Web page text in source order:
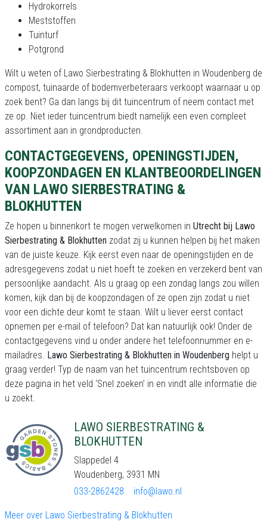
Hydrokorrels
Meststoffen
Tuinturf
Potgrond
Wilt u weten of Lawo Sierbestrating & Blokhutten in Woudenberg de
compost, tuinaarde of bodemverbeteraars verkoopt waarnaar u op
zoek bent? Ga dan langs bij dit tuincentrum of neem contact met
ze op. Niet ieder tuincentrum biedt namelijk een even compleet
assortiment aan in grondproducten.
CONTACTGEGEVENS, OPENINGSTIJDEN,
KOOPZONDAGEN EN KLANTBEOORDELINGEN
VAN LAWO SIERBESTRATING &
BLOKHUTTEN
Ze hopen u binnenkort te mogen verwelkomen in Utrecht bij Lawo
Sierbestrating & Blokhutten zodat zij u kunnen helpen bij het maken
van de juiste keuze. Kijk eerst even naar de openingstijden en de
adresgegevens zodat u niet hoeft te zoeken en verzekerd bent van
persoonlijke aandacht. Als u graag op een zondag langs zou willen
komen, kijk dan bij de koopzondagen of ze open zijn zodat u niet
voor een dichte deur komt te staan. Wilt u liever eerst contact
opnemen per e-mail of telefoon? Dat kan natuurlijk ook! Onder de
contactgegevens vind u onder andere het telefoonnummer en e-
mailadres. Lawo Sierbestrating & Blokhutten in Woudenberg helpt u
graag verder! Typ de naam van het tuincentrum rechtsboven op
deze pagina in het veld ‘Snel zoeken’ in en vindt alle informatie die
u zoekt.
LAWO SIERBESTRATING &
BLOKHUTTEN
Slappedel 4
Woudenberg, 3931 MN
033-2862428
info@lawo.nl
Meer over Lawo Sierbestrating & Blokhutten